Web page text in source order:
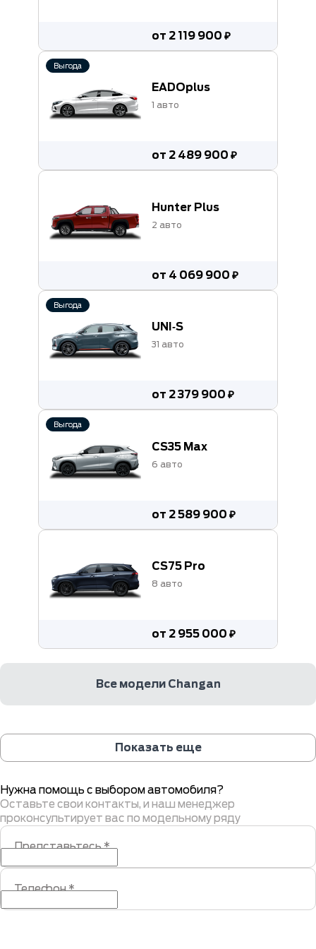
от 2 119 900 ₽
Выгода
EADOplus
1 авто
от 2 489 900 ₽
Hunter Plus
2 авто
от 4 069 900 ₽
Выгода
UNI‑S
31 авто
от 2 379 900 ₽
Выгода
CS35 Max
6 авто
от 2 589 900 ₽
CS75 Pro
8 авто
от 2 955 000 ₽
Все модели Changan
Показать еще
Нужна помощь с выбором автомобиля?
Оставьте свои контакты, и наш менеджер
проконсультирует вас по модельному ряду
Представьтесь*
Телефон*